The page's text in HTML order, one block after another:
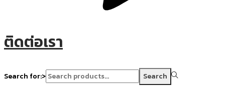
ติดต่อเรา
Search for:> Search